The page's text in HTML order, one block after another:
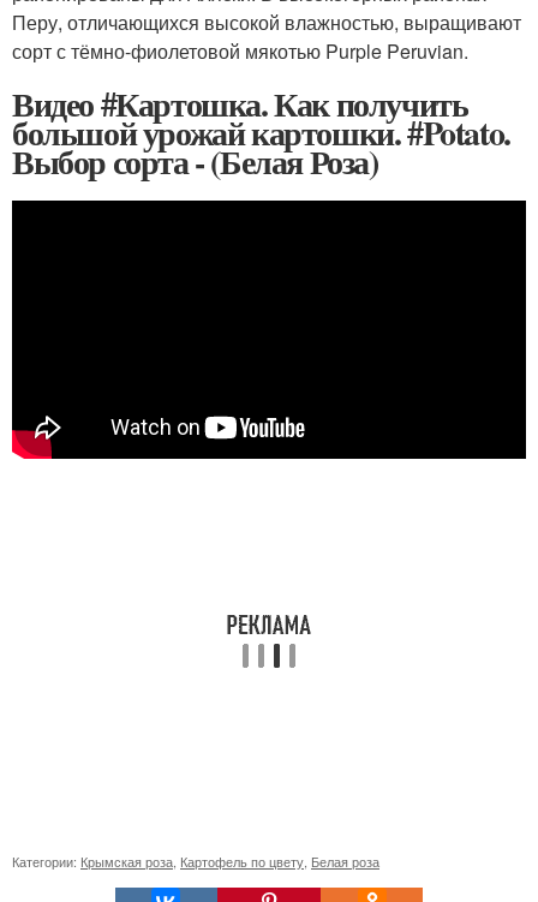
Перу, отличающихся высокой влажностью, выращивают
сорт с тёмно-фиолетовой мякотью Purple Peruvian.
Видео #Картошка. Как получить
большой урожай картошки. #Potato.
Выбор сорта - (Белая Роза)
Категории: Крымская роза, Картофель по цвету, Белая роза